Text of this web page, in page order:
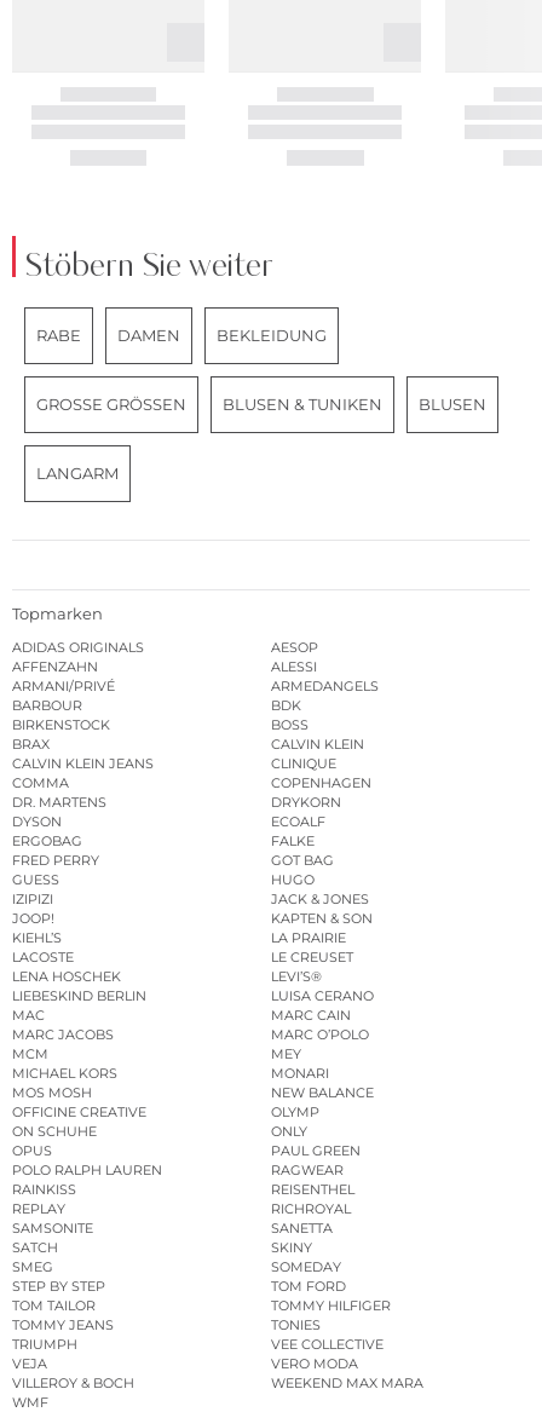
Stöbern Sie weiter
RABE DAMEN BEKLEIDUNG
GROSSE GRÖSSEN BLUSEN & TUNIKEN BLUSEN
LANGARM
Topmarken
ADIDAS ORIGINALS
AESOP
AFFENZAHN
ALESSI
ARMANI/PRIVÉ
ARMEDANGELS
BARBOUR
BDK
BIRKENSTOCK
BOSS
BRAX
CALVIN KLEIN
CALVIN KLEIN JEANS
CLINIQUE
COMMA
COPENHAGEN
DR. MARTENS
DRYKORN
DYSON
ECOALF
ERGOBAG
FALKE
FRED PERRY
GOT BAG
GUESS
HUGO
IZIPIZI
JACK & JONES
JOOP!
KAPTEN & SON
KIEHL’S
LA PRAIRIE
LACOSTE
LE CREUSET
LENA HOSCHEK
LEVI’S®
LIEBESKIND BERLIN
LUISA CERANO
MAC
MARC CAIN
MARC JACOBS
MARC O’POLO
MCM
MEY
MICHAEL KORS
MONARI
MOS MOSH
NEW BALANCE
OFFICINE CREATIVE
OLYMP
ON SCHUHE
ONLY
OPUS
PAUL GREEN
POLO RALPH LAUREN
RAGWEAR
RAINKISS
REISENTHEL
REPLAY
RICHROYAL
SAMSONITE
SANETTA
SATCH
SKINY
SMEG
SOMEDAY
STEP BY STEP
TOM FORD
TOM TAILOR
TOMMY HILFIGER
TOMMY JEANS
TONIES
TRIUMPH
VEE COLLECTIVE
VEJA
VERO MODA
VILLEROY & BOCH
WEEKEND MAX MARA
WMF